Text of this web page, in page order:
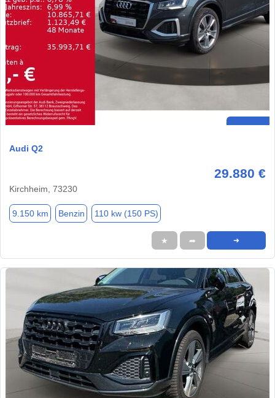
Audi Q2
29.880 €
Kirchheim, 73230
9.150 km Benzin 110 kw (150 PS)
★ ➦ ➜